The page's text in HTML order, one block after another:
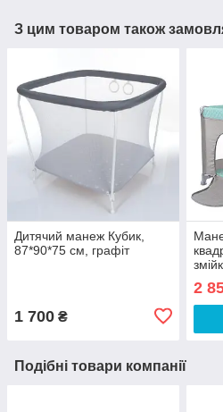
З цим товаром також
Дитячий манеж Кубик,
87*90*75 см, графіт
1 700 ₴
2
Подібні товари компанії